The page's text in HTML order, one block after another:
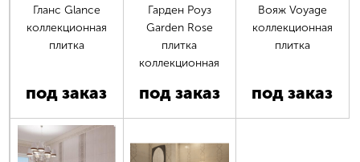
Гланс Glance
коллекционная
плитка
под заказ
Гарден Роуз
Garden Rose
плитка
коллекционная
под заказ
Вояж Voyage
коллекционная
плитка
под заказ